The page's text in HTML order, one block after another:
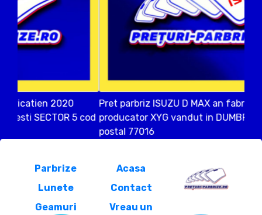
Pret parbriz ISUZU D MAX an fabricatien 2014
producator XYG vandut in DUMBRAVENI ILFOV cod
Parbrize
Lunete
Geamuri
Acasa
Contact
Vreau un